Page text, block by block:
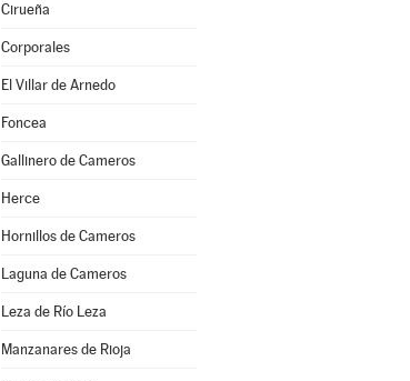
Cirueña
Corporales
El Villar de Arnedo
Foncea
Gallinero de Cameros
Herce
Hornillos de Cameros
Laguna de Cameros
Leza de Río Leza
Manzanares de Rioja